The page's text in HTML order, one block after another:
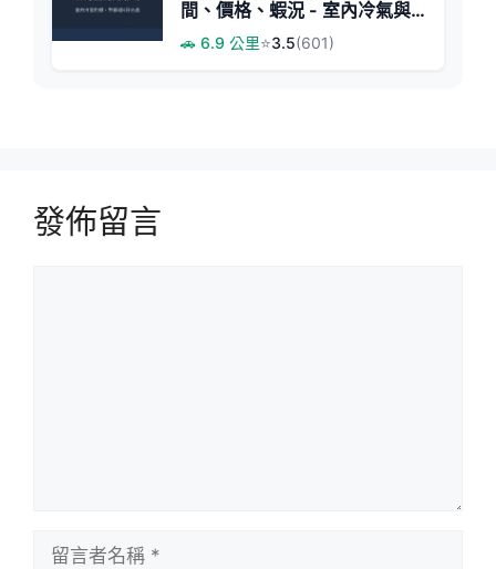
間、價格、蝦況 - 室內冷氣與
多元娛樂
🚗 6.9 公里⭐3.5(601)
發佈留言